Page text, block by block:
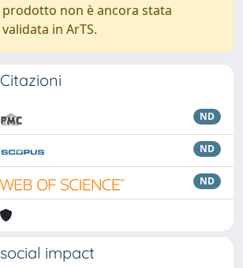
prodotto non è ancora stata
validata in ArTS.
Citazioni
ND
ND
ND
social impact